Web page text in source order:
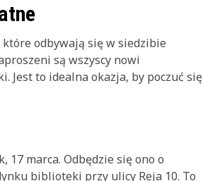
które odbywają się w siedzibie
są wszyscy nowi
Jest to idealna okazja, by poczuć się
marca. Odbędzie się ono o
biblioteki przy ulicy Reja 10. To